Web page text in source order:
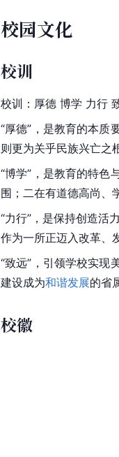
校园文化
校训
校训：厚德 博学 力行
“厚德”，是教育的本质
则更为关乎民族兴亡之
“博学”，是教育的特色
围；二在有道德高尚、
“力行”，是保持创造活
作为一所正迈入改革、
“致远”，引领学校实现
建设成为和谐发展的省
校徽